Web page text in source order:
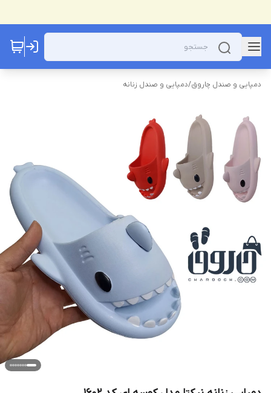
دمپایی و صندل چاروق/دمپایی و صندل زنانه